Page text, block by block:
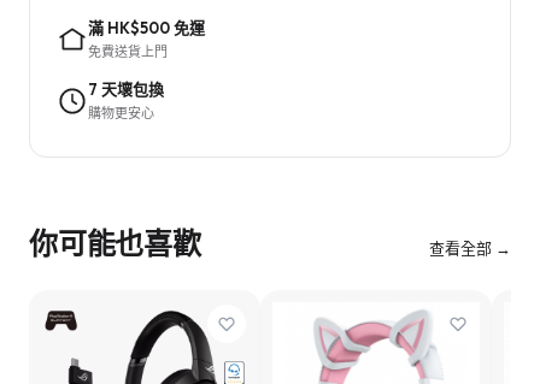
滿 HK$500 免運
免費送貨上門
7 天壞包換
購物更安心
你可能也喜歡 查看全部 →